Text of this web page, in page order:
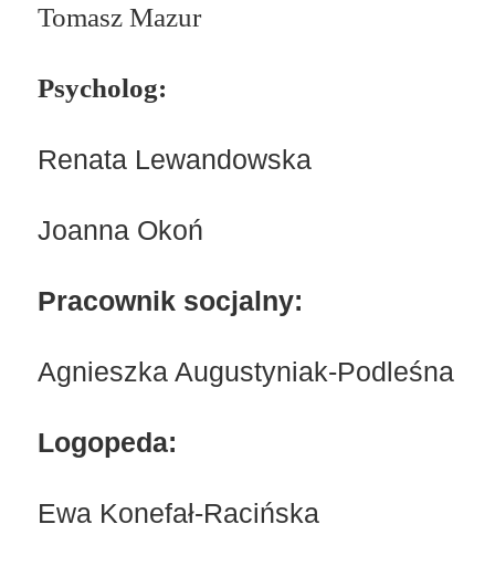
Tomasz Mazur
Psycholog:
Renata Lewandowska
Joanna Okoń
Pracownik socjalny:
Agnieszka Augustyniak-Podleśna
Logopeda:
Ewa Konefał-Racińska